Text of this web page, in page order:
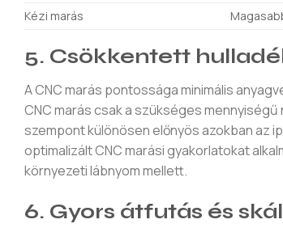
Kézi marás
5. Csökkentett
A CNC marás pontossága minimális
CNC marás csak a szükséges
szempont különösen előnyös azokban az
optimalizált CNC marási gyakorlatokat
környezeti lábnyom mellett.
6. Gyors átfutás és